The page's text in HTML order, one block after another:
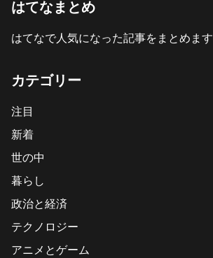
はてなまとめ
はてなで人気になった記事をまとめます
カテゴリー
注目
新着
世の中
暮らし
政治と経済
テクノロジー
アニメとゲーム